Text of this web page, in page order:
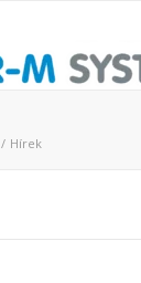
/ Hírek